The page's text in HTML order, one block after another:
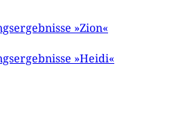
»Zion«
»Heidi«